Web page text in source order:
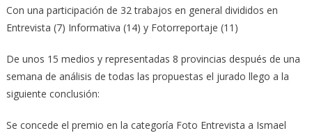
Con una participación de 32 trabajos en general divididos en
Entrevista (7) Informativa (14) y Fotorreportaje (11)
De unos 15 medios y representadas 8 provincias después de una
semana de análisis de todas las propuestas el jurado llego a la
siguiente conclusión:
Se concede el premio en la categoría Foto Entrevista a Ismael